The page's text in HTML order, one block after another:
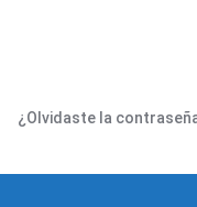
¿Olvidaste la